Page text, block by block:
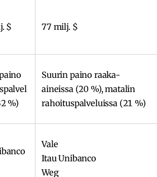
$ 77 milj. $
%)
Suurin paino raaka-
aineissa (20 %), matalin
rahoituspalveluissa (21 %)
Vale
Itau Unibanco
Weg